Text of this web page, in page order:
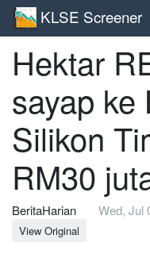
KLSE Screener
Hektar
sayap ke
Silikon
RM30
BeritaHarian Wed, Jul
View Original